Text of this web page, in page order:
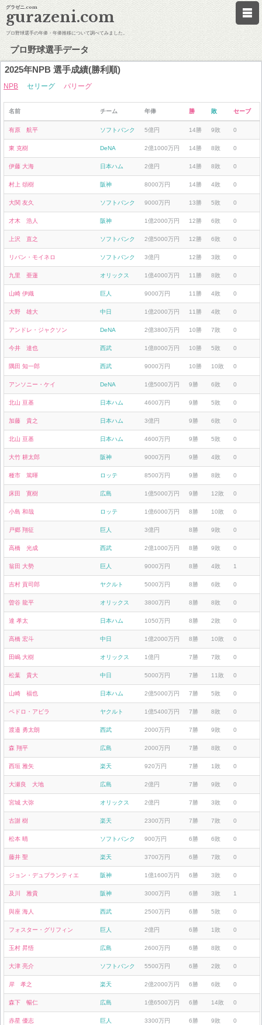
グラゼニ.com
gurazeni.com
プロ野球選手の年俸・年俸推移について調べてみました。
プロ野球選手データ
2025年NPB 選手成績(勝利順)
NPB セリーグ パリーグ
名前 チーム 年俸 勝 敗 セーブ
有原 航平 ソフトバンク 5億円 14勝 9敗 0
東 克樹 DeNA 2億1000万円 14勝 8敗 0
伊藤 大海 日本ハム 2億円 14勝 8敗 0
村上 頌樹 阪神 8000万円 14勝 4敗 0
大関 友久 ソフトバンク 9000万円 13勝 5敗 0
才木 浩人 阪神 1億2000万円 12勝 6敗 0
上沢 直之 ソフトバンク 2億5000万円 12勝 6敗 0
リバン・モイネロ ソフトバンク 3億円 12勝 3敗 0
九里 亜蓮 オリックス 1億4000万円 11勝 8敗 0
山崎 伊織 巨人 9000万円 11勝 4敗 0
大野 雄大 中日 1億2000万円 11勝 4敗 0
アンドレ・ジャクソン DeNA 2億3800万円 10勝 7敗 0
今井 達也 西武 1億8000万円 10勝 5敗 0
隅田 知一郎 西武 9000万円 10勝 10敗 0
アンソニー・ケイ DeNA 1億5000万円 9勝 6敗 0
北山 亘基 日本ハム 4600万円 9勝 5敗 0
加藤 貴之 日本ハム 3億円 9勝 6敗 0
北山 亘基 日本ハム 4600万円 9勝 5敗 0
大竹 耕太郎 阪神 9000万円 9勝 4敗 0
種市 篤暉 ロッテ 8500万円 9勝 8敗 0
床田 寛樹 広島 1億5000万円 9勝 12敗 0
小島 和哉 ロッテ 1億6000万円 8勝 10敗 0
戸郷 翔征 巨人 3億円 8勝 9敗 0
高橋 光成 西武 2億1000万円 8勝 9敗 0
翁田 大勢 巨人 9000万円 8勝 4敗 1
吉村 貢司郎 ヤクルト 5000万円 8勝 6敗 0
曽谷 龍平 オリックス 3800万円 8勝 8敗 0
達 孝太 日本ハム 1050万円 8勝 2敗 0
高橋 宏斗 中日 1億2000万円 8勝 10敗 0
田嶋 大樹 オリックス 1億円 7勝 7敗 0
松葉 貴大 中日 5000万円 7勝 11敗 0
山崎 福也 日本ハム 2億5000万円 7勝 5敗 0
ペドロ・アビラ ヤクルト 1億5400万円 7勝 8敗 0
渡邉 勇太朗 西武 2000万円 7勝 9敗 0
森 翔平 広島 2000万円 7勝 8敗 0
西垣 雅矢 楽天 920万円 7勝 1敗 0
大瀬良 大地 広島 2億円 7勝 9敗 0
宮城 大弥 オリックス 2億円 7勝 3敗 0
古謝 樹 楽天 2300万円 7勝 7敗 0
松本 晴 ソフトバンク 900万円 6勝 6敗 0
藤井 聖 楽天 3700万円 6勝 7敗 0
ジョン・デュプランティエ 阪神 1億1600万円 6勝 3敗 0
及川 雅貴 阪神 3000万円 6勝 3敗 1
與座 海人 西武 2500万円 6勝 5敗 0
フォスター・グリフィン 巨人 2億円 6勝 1敗 0
玉村 昇悟 広島 2600万円 6勝 8敗 0
大津 亮介 ソフトバンク 5500万円 6勝 2敗 0
岸 孝之 楽天 2億2000万円 6勝 6敗 0
森下 暢仁 広島 1億6500万円 6勝 14敗 0
赤星 優志 巨人 3300万円 6勝 9敗 0